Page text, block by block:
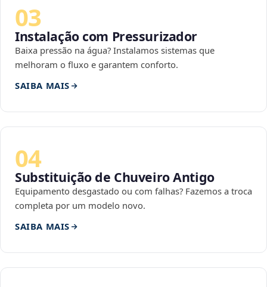
03
Instalação com Pressurizador
Baixa pressão na água? Instalamos sistemas que
melhoram o fluxo e garantem conforto.
SAIBA MAIS
04
Substituição de Chuveiro Antigo
Equipamento desgastado ou com falhas? Fazemos a troca
completa por um modelo novo.
SAIBA MAIS